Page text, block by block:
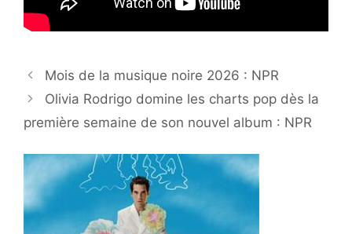
Mois de la musique noire 2026 : NPR
Olivia Rodrigo domine les charts pop dès la
première semaine de son nouvel album : NPR